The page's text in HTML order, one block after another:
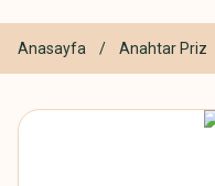
Anasayfa Anahtar Priz